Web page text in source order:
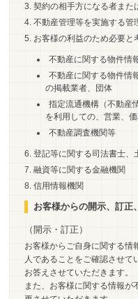
契約の相手方になる者また
不動産管理等を実施する管
お客様の利益のため必要と
不動産に関する物件情
不動産に関する物件情
の掲載業者、団体
指定流通機構（不動産
を利用しての、営業、価
不動産調査機関等
登記等に関する司法書士、
融資等に関する金融機関
信用情報機関
お客様からの開示、訂正
（開示・訂正）
お客様からご自身に関する情
人であることをご確認させて
お答えさせていただきます。
また、お客様に関する情報が